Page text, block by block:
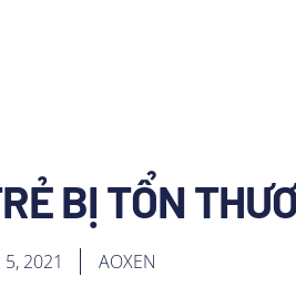
BỊ TỔN
2021 AOXEN